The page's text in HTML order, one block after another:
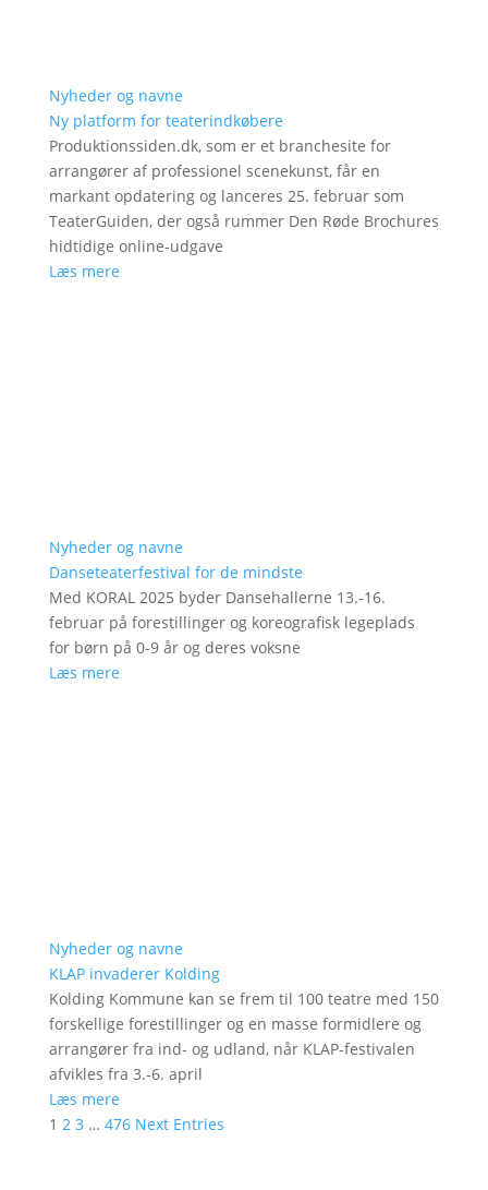
Nyheder og navne
Ny platform for teaterindkøbere
Produktionssiden.dk, som er et branchesite for
arrangører af professionel scenekunst, får en
markant opdatering og lanceres 25. februar som
TeaterGuiden, der også rummer Den Røde Brochures
hidtidige online-udgave
Læs mere
Nyheder og navne
Danseteaterfestival for de mindste
Med KORAL 2025 byder Dansehallerne 13.-16.
februar på forestillinger og koreografisk legeplads
for børn på 0-9 år og deres voksne
Læs mere
Nyheder og navne
KLAP invaderer Kolding
Kolding Kommune kan se frem til 100 teatre med 150
forskellige forestillinger og en masse formidlere og
arrangører fra ind- og udland, når KLAP-festivalen
afvikles fra 3.-6. april
Læs mere
1 2 3 … 476 Next Entries